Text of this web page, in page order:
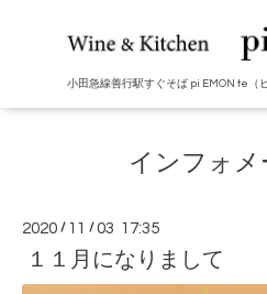
小田急線善行駅すぐそば pi EMON te（
インフォメ
2020 / 11 /03 17:35
１１月になりまして